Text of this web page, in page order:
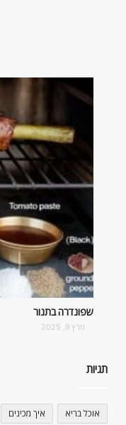
שפונדרה בתנור
מרץ 9, 2025
תגיות
אוכל בריא איך מכינים